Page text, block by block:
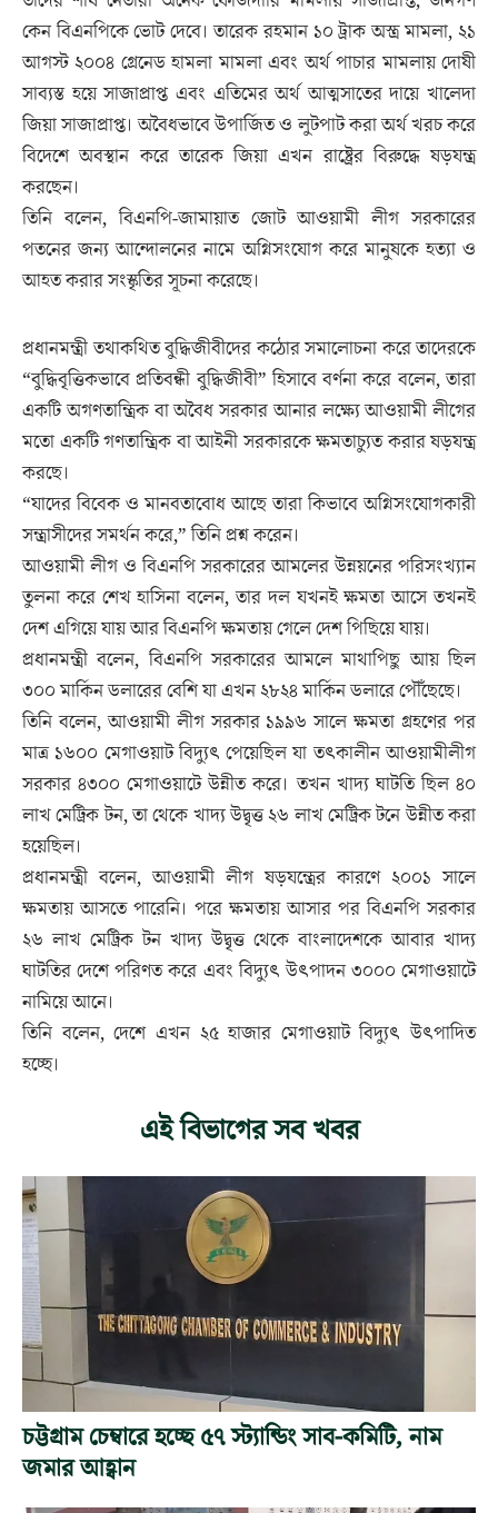
কেন বিএনপিকে ভোট দেবে। তারেক রহমান ১০ ট্রাক অস্ত্র মামলা, ২১
আগস্ট ২০০৪ গ্রেনেড হামলা মামলা এবং অর্থ পাচার মামলায় দোষী
সাব্যস্ত হয়ে সাজাপ্রাপ্ত এবং এতিমের অর্থ আত্মসাতের দায়ে খালেদা
জিয়া সাজাপ্রাপ্ত। অবৈধভাবে উপার্জিত ও লুটপাট করা অর্থ খরচ করে
বিদেশে অবস্থান করে তারেক জিয়া এখন রাষ্ট্রের বিরুদ্ধে ষড়যন্ত্র
করছেন।
তিনি বলেন, বিএনপি-জামায়াত জোট আওয়ামী লীগ সরকারের
পতনের জন্য আন্দোলনের নামে অগ্নিসংযোগ করে মানুষকে হত্যা ও
আহত করার সংস্কৃতির সূচনা করেছে।
প্রধানমন্ত্রী তথাকথিত বুদ্ধিজীবীদের কঠোর সমালোচনা করে তাদেরকে
“বুদ্ধিবৃত্তিকভাবে প্রতিবন্ধী বুদ্ধিজীবী” হিসাবে বর্ণনা করে বলেন, তারা
একটি অগণতান্ত্রিক বা অবৈধ সরকার আনার লক্ষ্যে আওয়ামী লীগের
মতো একটি গণতান্ত্রিক বা আইনী সরকারকে ক্ষমতাচ্যুত করার ষড়যন্ত্র
করছে।
“যাদের বিবেক ও মানবতাবোধ আছে তারা কিভাবে অগ্নিসংযোগকারী
সন্ত্রাসীদের সমর্থন করে,” তিনি প্রশ্ন করেন।
আওয়ামী লীগ ও বিএনপি সরকারের আমলের উন্নয়নের পরিসংখ্যান
তুলনা করে শেখ হাসিনা বলেন, তার দল যখনই ক্ষমতা আসে তখনই
দেশ এগিয়ে যায় আর বিএনপি ক্ষমতায় গেলে দেশ পিছিয়ে যায়।
প্রধানমন্ত্রী বলেন, বিএনপি সরকারের আমলে মাথাপিছু আয় ছিল
৩০০ মার্কিন ডলারের বেশি যা এখন ২৮২৪ মার্কিন ডলারে পৌঁছেছে।
তিনি বলেন, আওয়ামী লীগ সরকার ১৯৯৬ সালে ক্ষমতা গ্রহণের পর
মাত্র ১৬০০ মেগাওয়াট বিদ্যুৎ পেয়েছিল যা তৎকালীন আওয়ামীলীগ
সরকার ৪৩০০ মেগাওয়াটে উন্নীত করে। তখন খাদ্য ঘাটতি ছিল ৪০
লাখ মেট্রিক টন, তা থেকে খাদ্য উদ্বৃত্ত ২৬ লাখ মেট্রিক টনে উন্নীত করা
হয়েছিল।
প্রধানমন্ত্রী বলেন, আওয়ামী লীগ ষড়যন্ত্রের কারণে ২০০১ সালে
ক্ষমতায় আসতে পারেনি। পরে ক্ষমতায় আসার পর বিএনপি সরকার
২৬ লাখ মেট্রিক টন খাদ্য উদ্বৃত্ত থেকে বাংলাদেশকে আবার খাদ্য
ঘাটতির দেশে পরিণত করে এবং বিদ্যুৎ উৎপাদন ৩০০০ মেগাওয়াটে
নামিয়ে আনে।
তিনি বলেন, দেশে এখন ২৫ হাজার মেগাওয়াট বিদ্যুৎ উৎপাদিত
হচ্ছে।
এই বিভাগের সব খবর
চট্টগ্রাম চেম্বারে হচ্ছে ৫৭ স্ট্যান্ডিং সাব-কমিটি, নাম
জমার আহ্বান